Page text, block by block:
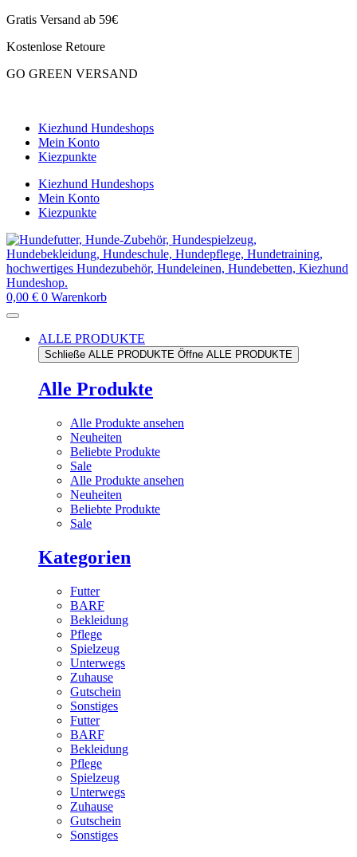
Zum
springen
Gratis Versand ab 59€
Kostenlose Retoure
GO GREEN VERSAND
Kiezhund Hundeshops
Mein Konto
Kiezpunkte
Kiezhund Hundeshops
Mein Konto
Kiezpunkte
0,00 € 0 Warenkorb
ALLE PRODUKTE
Schließe ALLE PRODUKTE Öffne ALLE PRODUKTE
Alle Produkte
Alle Produkte ansehen
Neuheiten
Beliebte Produkte
Sale
Alle Produkte ansehen
Neuheiten
Beliebte Produkte
Sale
Kategorien
Futter
BARF
Bekleidung
Pflege
Spielzeug
Unterwegs
Zuhause
Gutschein
Sonstiges
Futter
BARF
Bekleidung
Pflege
Spielzeug
Unterwegs
Zuhause
Gutschein
Sonstiges